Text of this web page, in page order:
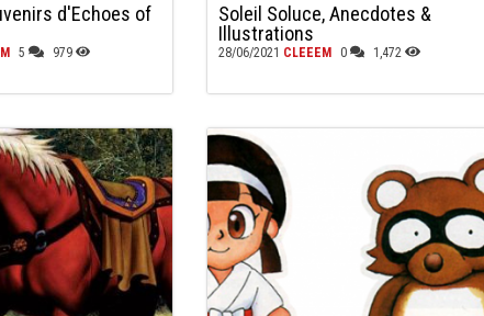
d'Echoes of
5 979
Soleil Soluce, Anecdotes &
Illustrations
28/06/2021 CLEEEM 0 1,472